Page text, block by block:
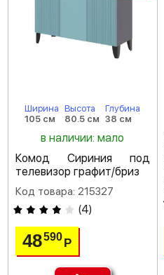
Ширина
105 см
Высота
80.5 см
Глубина
38 см
в наличии: мало
Комод Сириния под
телевизор графит/бриз
Код товара: 215327
(4)
48590Р